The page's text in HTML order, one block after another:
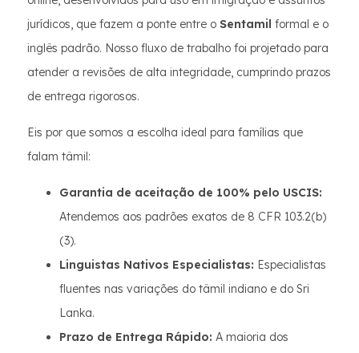
jurídicos, que fazem a ponte entre o Sentamil formal e o
inglês padrão. Nosso fluxo de trabalho foi projetado para
atender a revisões de alta integridade, cumprindo prazos
de entrega rigorosos.
Eis por que somos a escolha ideal para famílias que
falam tâmil:
Garantia de aceitação de 100% pelo USCIS:
Atendemos aos padrões exatos de 8 CFR 103.2(b)
(3).
Linguistas Nativos Especialistas: Especialistas
fluentes nas variações do tâmil indiano e do Sri
Lanka.
Prazo de Entrega Rápido: A maioria dos